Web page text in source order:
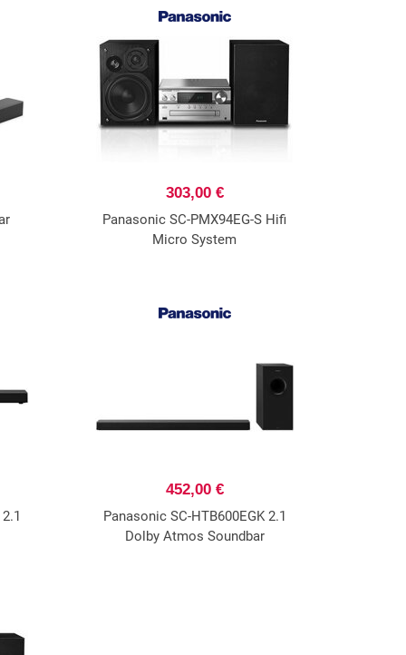
303,00 €
Panasonic SC-PMX94EG-S Hifi
Micro System
452,00 €
Panasonic SC-HTB600EGK 2.1
Dolby Atmos Soundbar